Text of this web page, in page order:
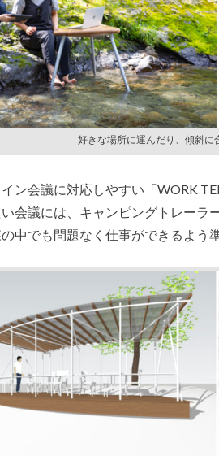
好きな場所に運んだり、傾斜に
ン会議に対応しやすい「WORK
会議には、キャンピングトレーラ
中でも問題なく仕事ができるよう